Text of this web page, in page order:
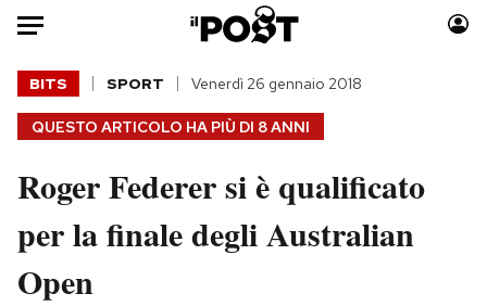
Auto
HOME
Italia
Politica
Tecnologia
Moda
Consumismi
QUESTO ARTICOLO HA PIÙ DI 8 ANNI
BITS SPORT Venerdì 26 gennaio 2018
Roger Federer si è qualificato
per la finale degli Australian
Open